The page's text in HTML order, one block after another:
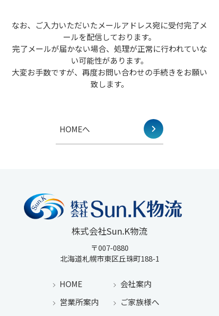
なお、ご入力いただいたメールアドレス宛に受付完了メ
ールを配信しております。
完了メールが届かない場合、処理が正常に行われていな
い可能性があります。
大変お手数ですが、再度お問い合わせの手続きをお願い
致します。
HOMEへ
株式会社sun.k物流
〒007-0880
北海道札幌市東区丘珠町188-1
HOME
営業所案内
会社案内
ご家族様へ